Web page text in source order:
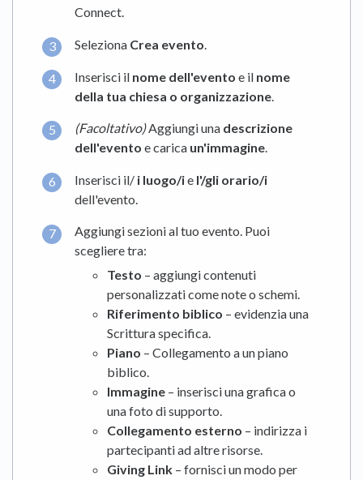
Connect.
Seleziona Crea evento.
Inserisci il nome dell'evento e il nome
della tua chiesa o organizzazione
(Facoltativo)Aggiungi una descrizione
dell'evento e carica un'immagine.
Inserisci il/ i luogo/ie l'/gli orario/i
dell'evento.
Aggiungi sezioni al tuo evento. Puoi
scegliere tra:
Testo – aggiungi contenuti
personalizzati come note o schemi.
Riferimento biblico – evidenzia una
Scrittura specifica.
Piano – Collegamento a un piano
biblico.
Immagine – inserisci una grafica o
una foto di supporto.
Collegamento esterno – indirizza i
partecipanti ad altre risorse.
Giving Link – fornisci un modo per